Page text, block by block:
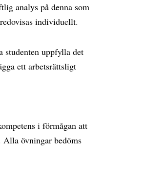
analys på denna som
individuellt.
studenten uppfylla det
ett arbetsrättsligt
i förmågan att
Alla övningar bedöms